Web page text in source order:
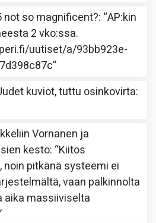
not so magnificent?: “AP:kin
2 vko:ssa.
uutiset/a/93bb923e-
”
kuviot, tuttu osinkovirta:
Vornanen ja
kesto: “Kiitos
pitkänä systeemi ei
vaan palkinnolta
aika massiiviselta